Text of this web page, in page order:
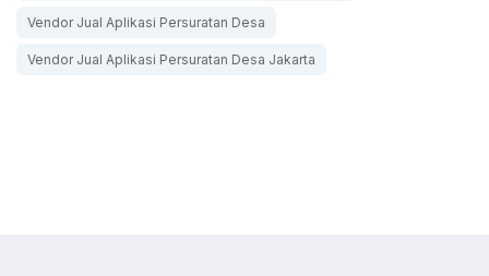
Vendor Jual Aplikasi Persuratan Desa
Vendor Jual Aplikasi Persuratan Desa Jakarta